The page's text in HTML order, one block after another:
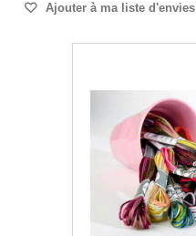
Ajouter à ma liste d'envies